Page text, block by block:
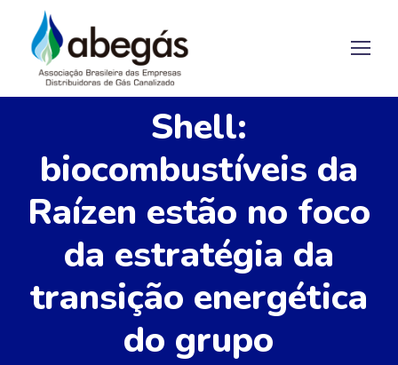
Shell:
biocombustíveis da
Raízen estão no foco
da estratégia da
transição energética
do grupo